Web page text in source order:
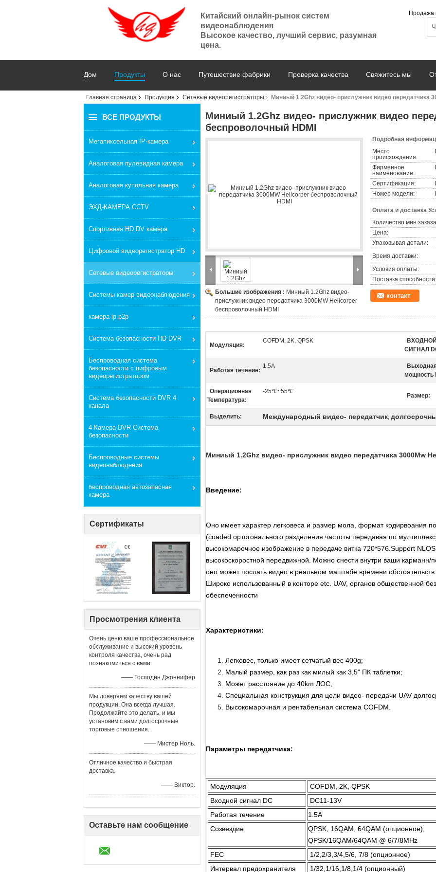
Китайский онлайн-рынок систем
видеонаблюдения
Высокое качество, лучший сервис, разумная
цена.
Продажа
Дом Продукты О нас Путешествие фабрики Проверка качества Свяжитесь мы
Главная страница Продукция Сетевые видеорегистраторы Миниый 1.2Ghz видео- прислужник видео передатчика
ВСЕ ПРОДУКТЫ
Мегапиксельная IP-камера
Аналоговая пулевидная камера
Аналоговая купольная камера
ЭХД-КАМЕРА CCTV
Спортивная HD DV камера
Цифровой видеорегистратор HD
Сетевые видеорегистраторы
Системы камер видеонаблюдения
камера ip p2p
Система безопасности HD DVR
Беспроводная система
безопасности с цифровым
видеорегистратором
Система безопасности DVR 4
канала
4 Камера DVR Система
безопасности
Беспроводные системы
видеонаблюдения
беспроводная автозапасная
камера
Сертификаты
Просмотрения клиента
Очень ценю ваше профессиональное
обслуживание и высокий уровень
контроля качества, очень рад
познакомиться с вами.
—— Господин Джоннифер
Мы доверяем качеству вашей
продукции. Она всегда лучшая.
Продолжайте это делать, и мы
установим с вами долгосрочные
торговые отношения.
—— Мистер Ноль.
Отличное качество и быстрая
доставка.
—— Виктор.
Оставьте нам сообщение
Миниый 1.2Ghz видео- прислужник видео
беспроволочный HDMI
Большие изображения : Миниый 1.2Ghz видео-
прислужник видео передатчика 3000MW Helicorper
беспроволочный HDMI
Подробная
Место
происхождения:
Фирменное
наименование:
Сертификация:
Номер модели:
Оплата и доставка
Количество мин
Цена:
Упаковывая детали:
Время доставки:
Условия оплаты:
Поставка способности:
контакт
Модуляция:
COFDM, 2K, QPSK
СИГНАЛ
Работая течение:
1.5A
мощность
Операционная
Температура:
-25℃~55℃
Размер:
Выделить: Международный видео- передатчик,
Миниый 1.2Ghz видео- прислужник видео передатчика 3000Mw
Введение:
Оно имеет характер легковеса и размер мола, формат кодирвоания
(coaded ортогонального разделения частоты передавая по
высокомарочное изображение в передаче витка 720*576.Support
высокоскоростной передвижной. Можно снести внутри ваши карманн/
оно может послать видео в реальном маштабе времени
Широко использованный в конторе etc. UAV, органов общественной
обеспеченности
Характеристики:
Легковес, только имеет сетчатый вес 400g;
Малый размер, как раз как милый как 3,5" ПК таблетки;
Может расстояние до 40km ЛОС;
Специальная конструкция для цели видео- передачи UAV
Высокомарочная и рентабельная система COFDM.
Параметры передатчика:
Модуляция
COFDM, 2K, QPSK
Входной сигнал DC
DC11-13V
Работая течение
1.5A
Созвездие
QPSK, 16QAM, 64QAM (опционное),
QPSK/16QAM/64QAM @ 6/7/8MHz
FEC
1/2,2/3,3/4,5/6, 7/8 (опционное)
Интервал предохранителя
1/32,1/16,1/8,1/4 (опционный)